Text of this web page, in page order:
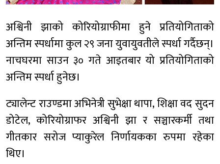
अश्विनी झाको कोरियोग्राफीमा हुने प्रतियोगिताको
अन्तिम स्पर्धामा कुल २९ जना युवायुवतीले स्पर्धा गर्दैछन्।
नाचघरमा साउन ३० गते आइतबार यो प्रतियोगिताको
अन्तिम स्पर्धा हुनेछ।
ट्यालेन्ट राउण्डमा अभिनेत्री सुभेक्षा थापा, शिक्षा वद सुदन
डोटेल, कोरियोग्राफर अश्विनी झा र सञ्चारकर्मी तथा
गीतकार सरोज प्याकुरेल निर्णायकका रुपमा रहेका
थिए।